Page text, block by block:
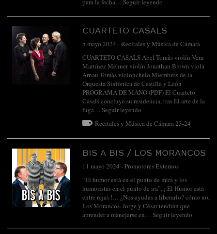
para la fecha… Seguir leyendo
CUARTETO CASALS
5 mayo 2024 -Recitales y Música de Cámara
CUARTETO CASALS Abel Tomàs violín Vera
Martínez Mehner violín Jonathan Brown viola
Arnau Tomàs violonchelo Miembros de la
Orquesta Sinfónica de Castilla y León
PROGRAMA DE MANO (PDF) El Cuarteto
Casals concluye su residencia, tras El arte de la
fuga… Seguir leyendo
Recitales y Música de Cámara 23-24
BIS A BIS / LOS MORANCOS
11 mayo 2024 -Promotores Externos
“El humor está en el punto de mira y los
humoristas en el punto de ira”. ¡ El Humor está
entre rejas !… ¿Nos ayudas a liberarlo? cómo no,
Los Morancos. Jorge y César tendrán que
aprender a manejarse en… Seguir leyendo